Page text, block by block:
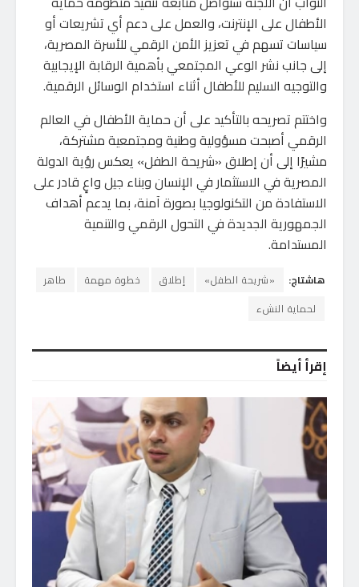
الأطفال على الإنترنت، والعمل على دعم أي تشريعات أو
سياسات تسهم في تعزيز الأمن الرقمي للأسرة المصرية،
إلى جانب نشر الوعي المجتمعي بأهمية الرقابة الإيجابية
والتوجيه السليم للأطفال أثناء استخدام الوسائل الرقمية.
واختتم تصريحه بالتأكيد على أن حماية الأطفال في العالم
الرقمي أصبحت مسؤولية وطنية ومجتمعية مشتركة،
مشيرًا إلى أن إطلاق «شريحة الطفل» يعكس رؤية الدولة
المصرية في الاستثمار في الإنسان وبناء جيل واعٍ قادر على
الاستفادة من التكنولوجيا بصورة آمنة، بما يدعم أهداف
الجمهورية الجديدة في التحول الرقمي والتنمية
المستدامة.
هاشتاج: «شريحة الطفل» إطلاق خطوة مهمة
طاهر
لحماية النشء
إقرأ أيضاً